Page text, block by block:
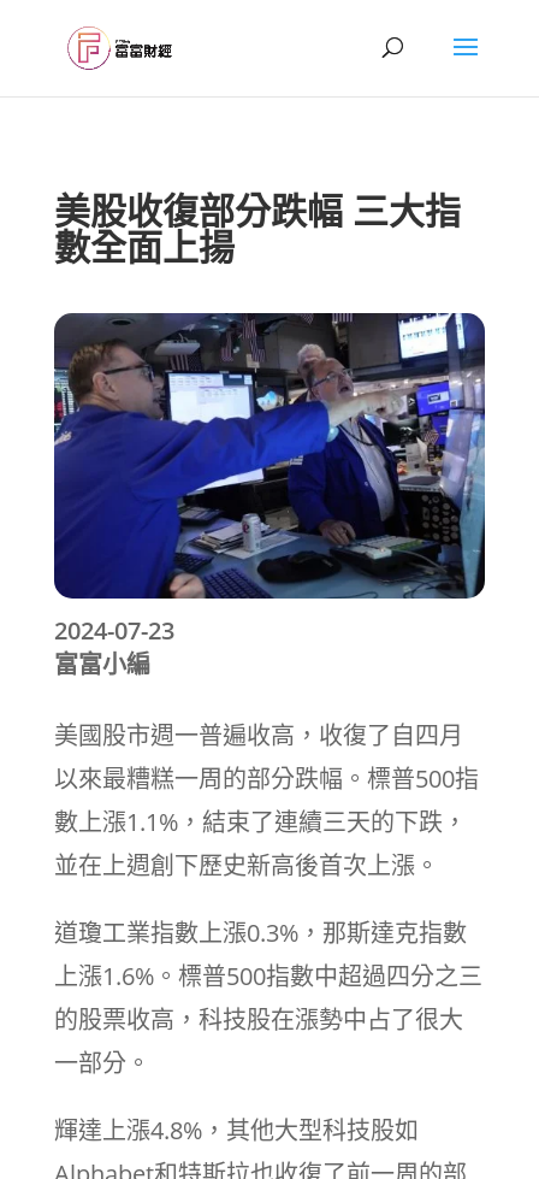
美股收復部分跌幅 三大指
數全面上揚
2024-07-23
富富小編
美國股市週一普遍收高，收復了自四月
以來最糟糕一周的部分跌幅。標普500指
數上漲1.1%，結束了連續三天的下跌，
並在上週創下歷史新高後首次上漲。
道瓊工業指數上漲0.3%，那斯達克指數
上漲1.6%。標普500指數中超過四分之三
的股票收高，科技股在漲勢中占了很大
一部分。
輝達上漲4.8%，其他大型科技股如